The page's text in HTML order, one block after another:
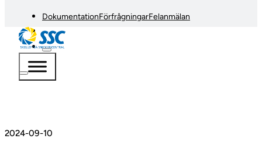
DokumentationFörfrågningarFelanmälan
2024-09-10